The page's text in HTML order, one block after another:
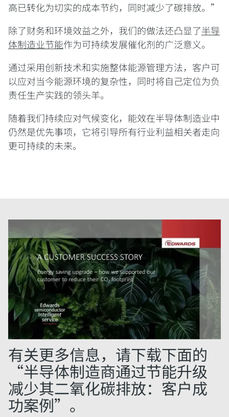
高已转化为切实的成本节约，同时减少了碳排放。”
除了财务和环境效益之外，我们的做法还凸显了半导
体制造业节能作为可持续发展催化剂的广泛意义。
通过采用创新技术和实施整体能源管理方法，客户可
以应对当今能源环境的复杂性，同时将自己定位为负
责任生产实践的领头羊。
随着我们持续应对气候变化，能效在半导体制造业中
仍然是优先事项，它将引导所有行业利益相关者走向
更可持续的未来。
有关更多信息，请下载下面的
“半导体制造商通过节能升级
减少其二氧化碳排放：客户成
功案例”。